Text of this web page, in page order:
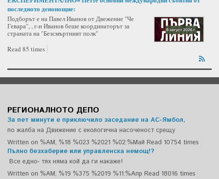
последното денонощие:
Подборът е на Павел Иванов от Двежение "Че
Гевара", , г-н Иванов беше координаторът за
страната на "Безсмъртният полк"
Read 85 times
РЕГИОНАЛНОТО ДЕПО
За пет минути е приключило заседание на АС-Ямбол,
по жалба на Движение с екологична насоченост срещу
Written on %AM, %18 %023 %2021 %02:%Май Read 10754 times
Пълно безхаберие или управленска немощ!?
Все едно- тях няма кой да ги накаже!
Written on %AM, %19 %375 %2019 %11:%Апр Read 18016 times